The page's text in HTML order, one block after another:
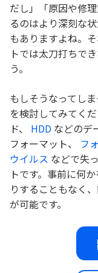
だし」「原因や修
るのはより深刻な
もありますよね。
トでは太刀打ちで
う。
もしそうなってしま
を検討してみてく
ド、 HDD などのデ
フォーマット、 フ
ウイルス などで失
トです。事前に何
りすることもなく
が可能です。